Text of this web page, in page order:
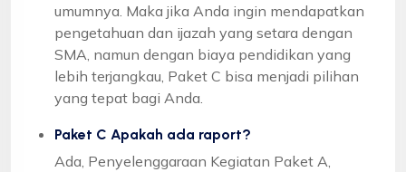
umumnya. Maka jika Anda ingin mendapatkan
pengetahuan dan ijazah yang setara dengan
SMA, namun dengan biaya pendidikan yang
lebih terjangkau, Paket C bisa menjadi pilihan
yang tepat bagi Anda.
Paket C Apakah ada raport?
Ada, Penyelenggaraan Kegiatan Paket A,